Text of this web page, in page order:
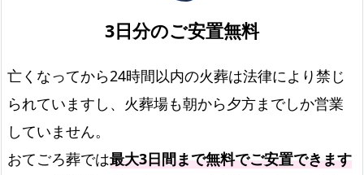
で
直
葬
ン
3日分のご安置無料
亡くなってから24時間以内の火葬は法律により禁じ
られていますし、火葬場も朝から夕方までしか営業
していません。
おてごろ葬では最大3日間まで無料でご安置できます